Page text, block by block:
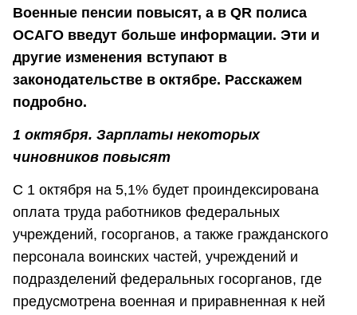
Военные пенсии повысят, а в QR полиса
ОСАГО введут больше информации. Эти и
другие изменения вступают в
законодательстве в октябре. Расскажем
подробно.
1 октября. Зарплаты некоторых
чиновников повысят
С 1 октября на 5,1% будет проиндексирована
оплата труда работников федеральных
учреждений, госорганов, а также гражданского
персонала воинских частей, учреждений и
подразделений федеральных госорганов, где
предусмотрена военная и приравненная к ней